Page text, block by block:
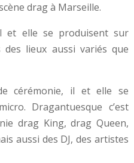
drag à Marseille.
et elle se produisent sur
des lieux aussi variés que
cérémonie, il et elle se
Dragantuesque c’est
drag King, drag Queen,
aussi des DJ, des artistes